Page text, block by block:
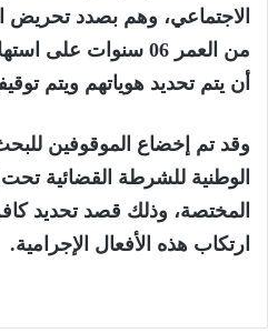
الاجتماعي، وهم بصدد تحريض
من العمر 06 سنوات
أن يتم تحديد هوياتهم ويتم
وقد تم إخضاع الموقوفين
الوطنية للشرطة القضائية تحت
المختصة، وذلك قصد تحديد
ارتكاب هذه الأفعال الإجرامية.